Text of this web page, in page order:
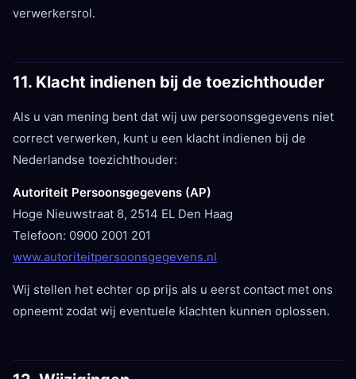
verwerkersrol.
11. Klacht indienen bij de toezichthouder
Als u van mening bent dat wij uw persoonsgegevens niet
correct verwerken, kunt u een klacht indienen bij de
Nederlandse toezichthouder:
Autoriteit Persoonsgegevens (AP)
Hoge Nieuwstraat 8, 2514 EL Den Haag
Telefoon: 0900 2001 201
www.autoriteitpersoonsgegevens.nl
Wij stellen het echter op prijs als u eerst contact met ons
opneemt zodat wij eventuele klachten kunnen oplossen.